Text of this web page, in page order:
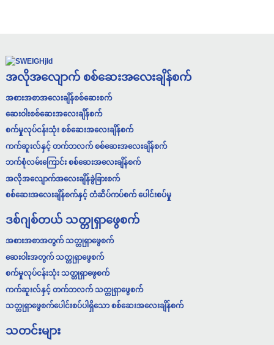
အလိုအလျောက် စစ်ဆေးအလေးချိန်စက်
အစားအစာအလေးချိန်စစ်ဆေးစက်
ဆေးဝါးစစ်ဆေးအလေးချိန်စက်
စက်မှုလုပ်ငန်းသုံး စစ်ဆေးအလေးချိန်စက်
ကက်ဆူးလ်နှင့် တက်ဘလက် စစ်ဆေးအလေးချိန်စက်
ဘက်စုံလမ်းကြောင်း စစ်ဆေးအလေးချိန်စက်
အလိုအလျောက်အလေးချိန်ခွဲခြားစက်
စစ်ဆေးအလေးချိန်စက်နှင့် တံဆိပ်ကပ်စက် ပေါင်းစပ်မှု
ဒစ်ဂျစ်တယ် သတ္တုရှာဖွေစက်
အစားအစာအတွက် သတ္တုရှာဖွေစက်
ဆေးဝါးအတွက် သတ္တုရှာဖွေစက်
စက်မှုလုပ်ငန်းသုံး သတ္တုရှာဖွေစက်
ကက်ဆူးလ်နှင့် တက်ဘလက် သတ္တုရှာဖွေစက်
သတ္တုရှာဖွေစက်ပေါင်းစပ်ပါရှိသော စစ်ဆေးအလေးချိန်စက်
သတင်းများ